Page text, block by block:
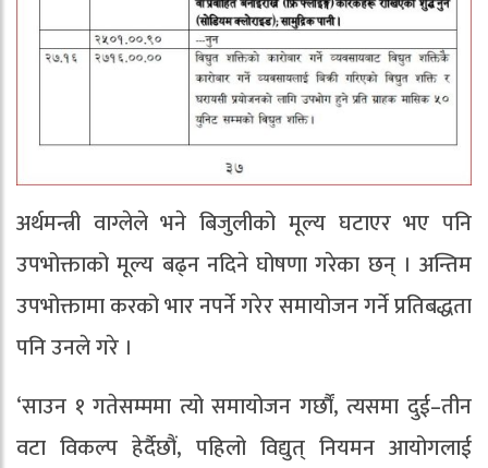
अर्थमन्त्री वाग्लेले भने बिजुलीको मूल्य घटाएर भए पनि
उपभोक्ताको मूल्य बढ्न नदिने घोषणा गरेका छन् । अन्तिम
उपभोक्तामा करको भार नपर्ने गरेर समायोजन गर्ने प्रतिबद्धता
पनि उनले गरे ।
‘साउन १ गतेसम्ममा त्यो समायोजन गर्छाैं, त्यसमा दुई–तीन
वटा विकल्प हेर्दैछौं, पहिलो विद्युत् नियमन आयोगलाई